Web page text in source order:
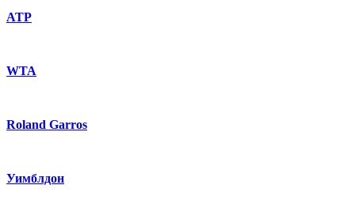
ATP
WTA
Roland Garros
Уимблдон